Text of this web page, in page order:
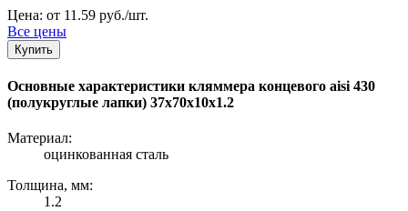
Цена: от 11.59 руб./шт.
Все цены
Купить
Основные характеристики кляммера концевого aisi 430
(полукруглые лапки) 37х70х10х1.2
Материал:
оцинкованная сталь
Толщина, мм:
1.2